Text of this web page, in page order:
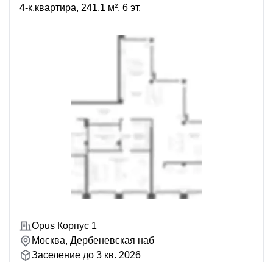
4-к.квартира, 241.1 м², 6 эт.
Opus Корпус 1
Москва, Дербеневская наб
Заселение до 3 кв. 2026